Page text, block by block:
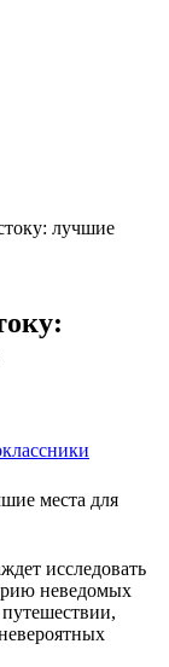
лучшие
исследовать
неведомых